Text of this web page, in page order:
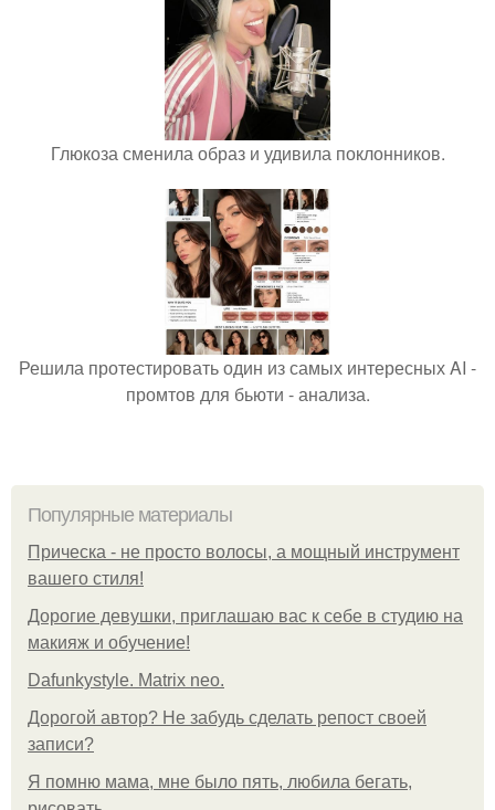
Глюкоза сменила образ и удивила поклонников.
Решила протестировать один из самых интересных AI -
промтов для бьюти - анализа.
Популярные материалы
Прическа - не просто волосы, а мощный инструмент
вашего стиля!
Дорогие девушки, приглашаю вас к себе в студию на
макияж и обучение!
Dafunkystyle. Matrix neo.
Дорогой автор? Не забудь сделать репост своей
записи?
Я помню мама, мне было пять, любила бегать,